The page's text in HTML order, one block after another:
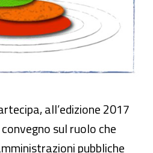
all’edizione 2017
sul ruolo che
pubbliche